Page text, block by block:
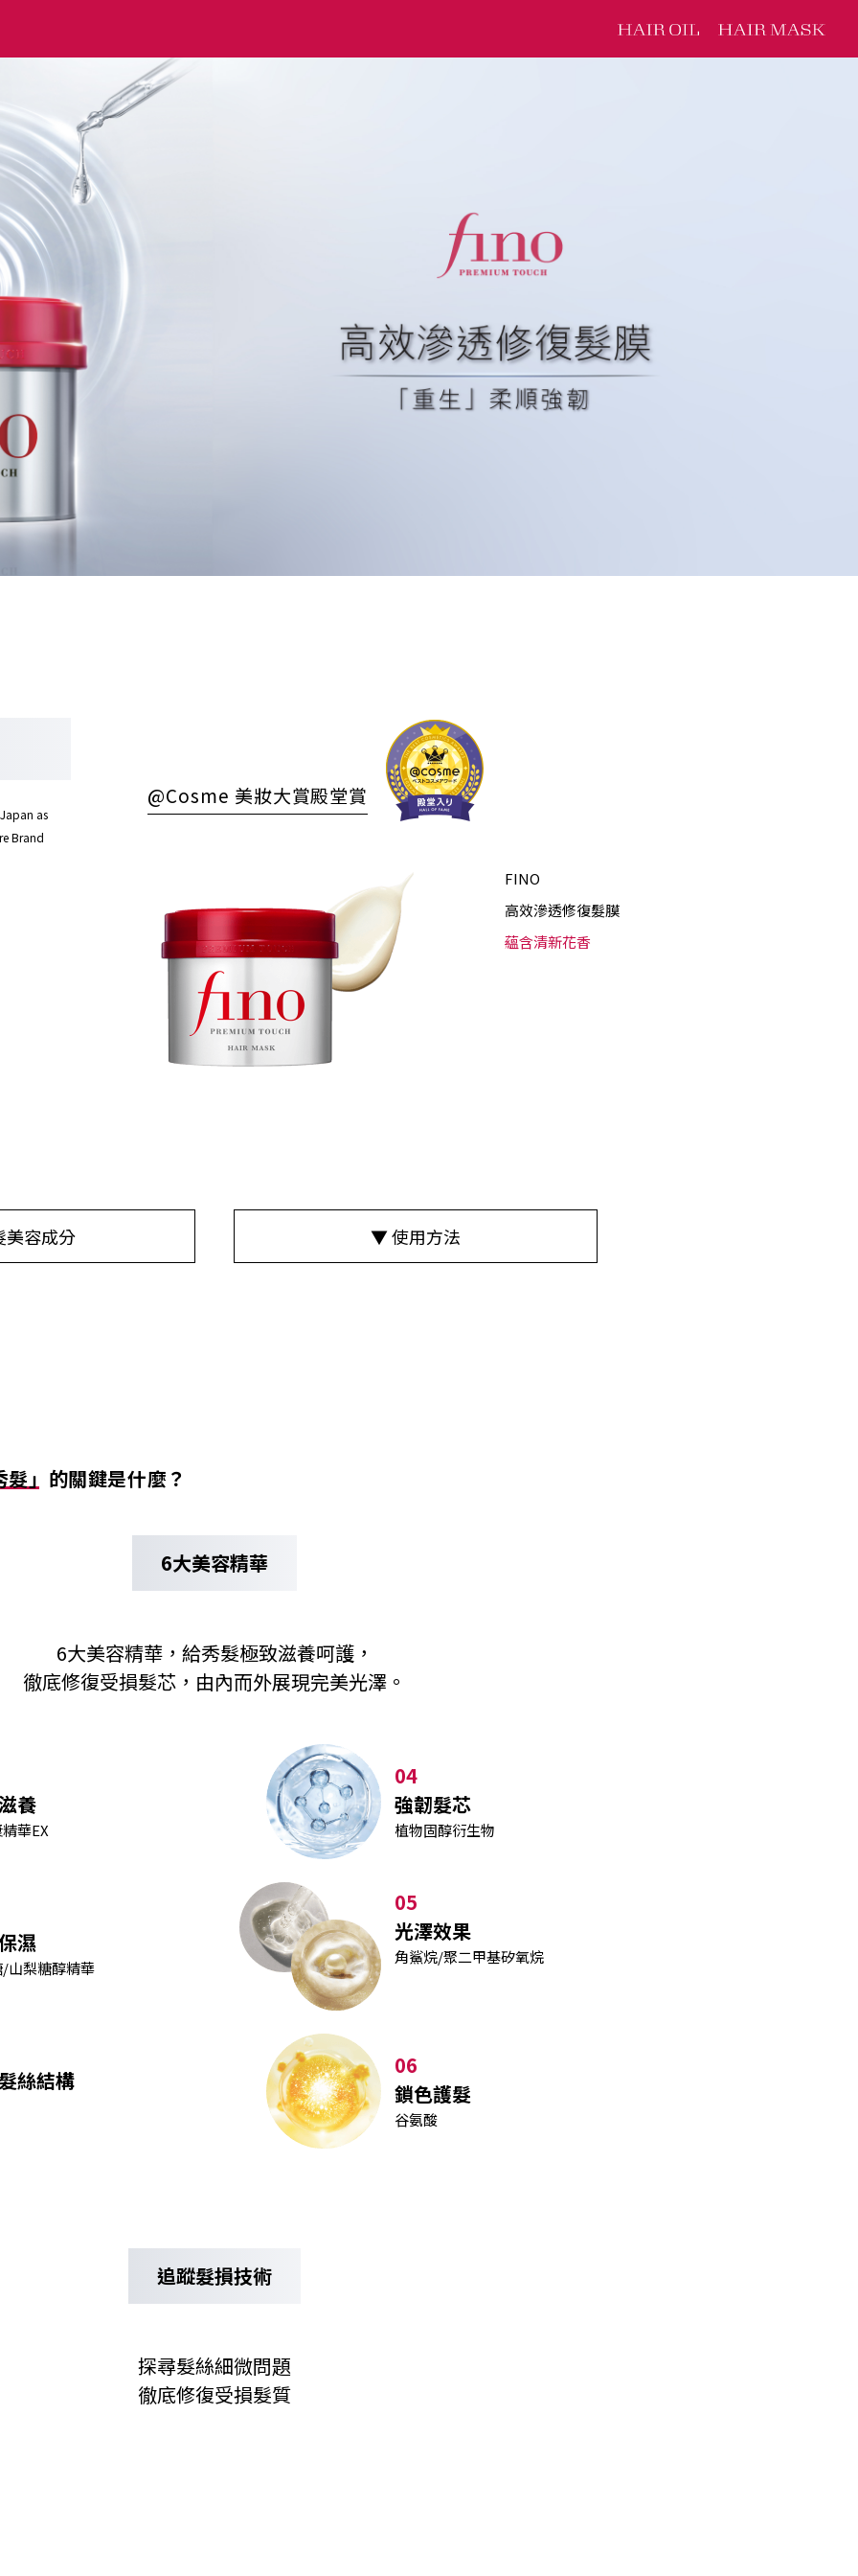
@Cosme 美妝大賞殿堂賞
as
Brand
FINO
高效滲透修復髮膜
蘊含清新花香
容成分 ▼ 使用方法
」 的關鍵是什麼？
6大美容精華
6大美容精華，給秀髮極致滋養呵護，
徹底修復受損髮芯，由內而外展現完美光澤。
養
華EX
濕
山梨糖醇精華
絲結構
04
強韌髮芯
植物固醇衍生物
05
光澤效果
角鯊烷/聚二甲基矽氧烷
06
鎖色護髮
谷氨酸
追蹤髮損技術
探尋髮絲細微問題
徹底修復受損髮質